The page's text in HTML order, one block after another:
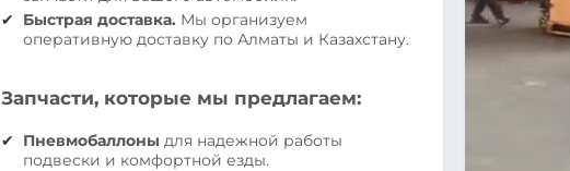
Быстрая доставка. Мы организуем
оперативную доставку по Алматы и Казахстану.
Запчасти, которые мы предлагаем:
Пневмобаллоны для надежной работы
подвески и комфортной езды.